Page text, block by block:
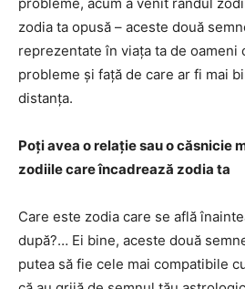
zodia ta opusă – aceste două
reprezentate în viaţa ta de oameni
probleme şi faţă de care ar fi mai
distanţa.
Poţi avea o relaţie sau o căsnicie
zodiile care încadrează zodia ta
Care este zodia care se află
după?… Ei bine, aceste două
putea să fie cele mai compatibile